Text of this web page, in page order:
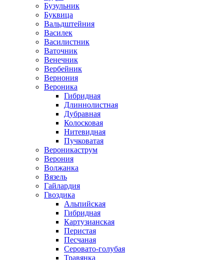
Бузульник
Буквица
Вальдштейния
Василек
Василистник
Ваточник
Венечник
Вербейник
Вернония
Вероника
Гибридная
Длиннолистная
Дубравная
Колосковая
Нитевидная
Пучковатая
Вероникаструм
Верония
Волжанка
Вязель
Гайлардия
Гвоздика
Альпийская
Гибридная
Картузианская
Перистая
Песчаная
Серовато-голубая
Травянка